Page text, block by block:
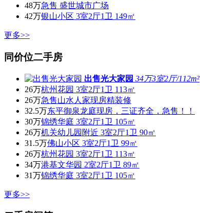
48万急售 盛世城市广场
42万银山小区 3室2厅1卫 149㎡
更多>>
同价位二手房
出售光大家园 34万3室2厅/112m²
26万杭州花园 3室2厅1卫 113㎡
26万急售山水人家现房精装修
32.5万东平御泉龙庭现房，三证齐全，急售！！
30万锦绣华庭 3室2厅1卫 105㎡
26万机关幼儿园附近 3室2厅1卫 90㎡
31.5万佛山小区 3室2厅1卫 99㎡
26万杭州花园 3室2厅1卫 113㎡
34万港基文华园 2室2厅1卫 89㎡
31万锦绣华庭 3室2厅1卫 105㎡
更多>>